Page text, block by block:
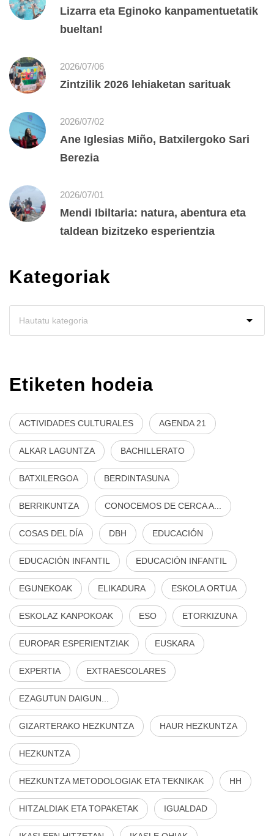
Lizarra eta Eginoko kanpamentuetatik
bueltan!
2026/07/06
Zintzilik 2026 lehiaketan sarituak
2026/07/02
Ane Iglesias Miño, Batxilergoko Sari
Berezia
2026/07/01
Mendi Ibiltaria: natura, abentura eta
taldean bizitzeko esperientzia
Kategoriak
Etiketen hodeia
ACTIVIDADES CULTURALES AGENDA 21
ALKAR LAGUNTZA BACHILLERATO
BATXILERGOA BERDINTASUNA
BERRIKUNTZA CONOCEMOS DE CERCA A...
COSAS DEL DÍA DBH EDUCACIÓN
EDUCACIÓN INFANTIL EDUCACIÓN INFANTIL
EGUNEKOAK ELIKADURA ESKOLA ORTUA
ESKOLAZ KANPOKOAK ESO ETORKIZUNA
EUROPAR ESPERIENTZIAK EUSKARA
EXPERTIA EXTRAESCOLARES
EZAGUTUN DAIGUN...
GIZARTERAKO HEZKUNTZA HAUR HEZKUNTZA
HEZKUNTZA
HEZKUNTZA METODOLOGIAK ETA TEKNIKAK HH
HITZALDIAK ETA TOPAKETAK IGUALDAD